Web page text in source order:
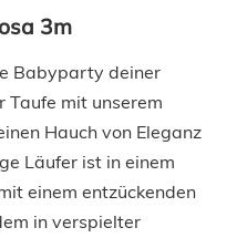
3m
Babyparty deiner
Taufe mit unserem
Hauch von Eleganz
Läufer ist in einem
einem entzückenden
in verspielter